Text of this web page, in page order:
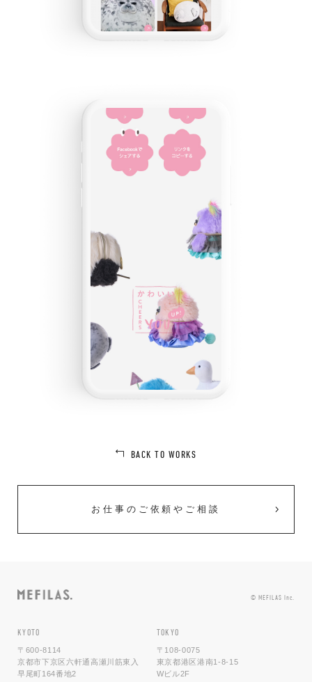
BACK TO WORKS
お仕事のご依頼やご相談
KYOTO
〒600-8114
京都市下京区六軒通高瀬川筋東入
早尾町164番地2
TOKYO
〒108-0075
東京都港区港南1-8-15
Wビル2F
© MEFILAS Inc.